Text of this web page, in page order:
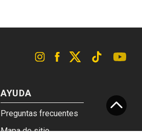
AYUDA
Preguntas frecuentes